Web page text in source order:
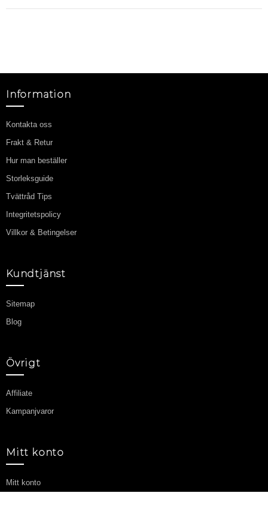
Information
Kontakta oss
Frakt & Retur
Hur man beställer
Storleksguide
Tvättråd Tips
Integritetspolicy
Villkor & Betingelser
Kundtjänst
Sitemap
Blog
Övrigt
Affiliate
Kampanjvaror
Mitt konto
Mitt konto